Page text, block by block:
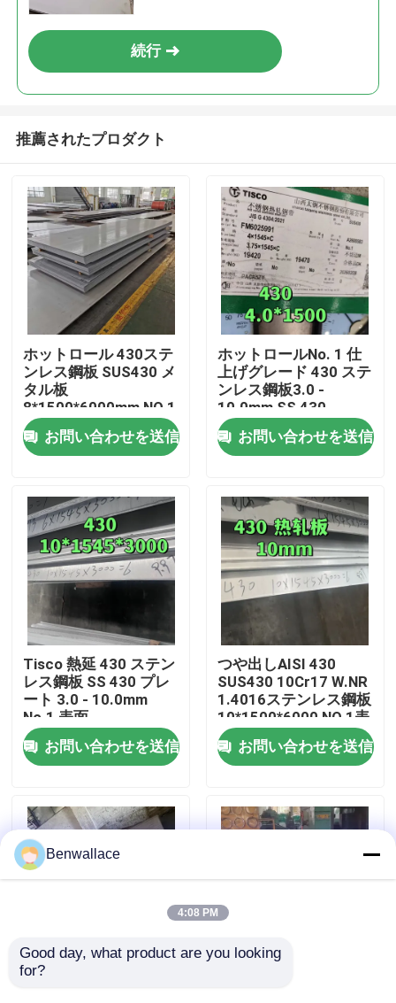
製品
ビデオ
わたしたち に つい て
工場ツアー
品質管理
連絡 ください
ニュース
続行
推薦されたプロダクト
ホットロール 430ステ
ンレス鋼板 SUS430 メ
タル板
8*1500*6000mm NO.1
表面
お問い合わせを送信
ホットロールNo. 1 仕
上げグレード 430 ステ
ンレス鋼板3.0 -
10.0mm SS 430
TISCOのプレート
お問い合わせを送信
Tisco 熱延 430 ステン
レス鋼板 SS 430 プレ
ート 3.0 - 10.0mm
No.1 表面
お問い合わせを送信
つや出しAISI 430
SUS430 10Cr17 W.NR
1.4016ステンレス鋼板
10*1500*6000 NO.1表
面
お問い合わせを送信
耐熱熱熱巻き 253MA /
Benwallace
4:08 PM
Good day, what product are you looking
for?